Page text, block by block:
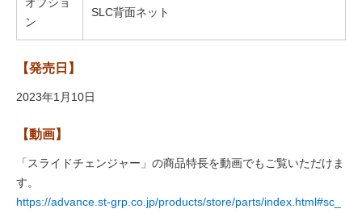
ン
SLC背面ネット
【発売日】
2023年1月10日
【動画】
「スライドチェンジャー」の商品特長を動画でもご覧いただけま
す。
https://advance.st-grp.co.jp/products/store/parts/index.html#sc_